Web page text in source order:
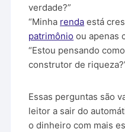
verdade?”
“Minha renda está
patrimônio ou apenas
“Estou pensando
construtor de
Essas perguntas são
leitor a sair do
o dinheiro com mais